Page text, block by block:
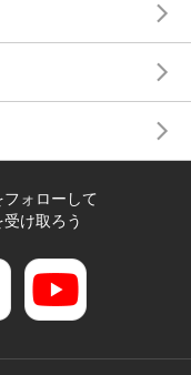
ォローして
け取ろう